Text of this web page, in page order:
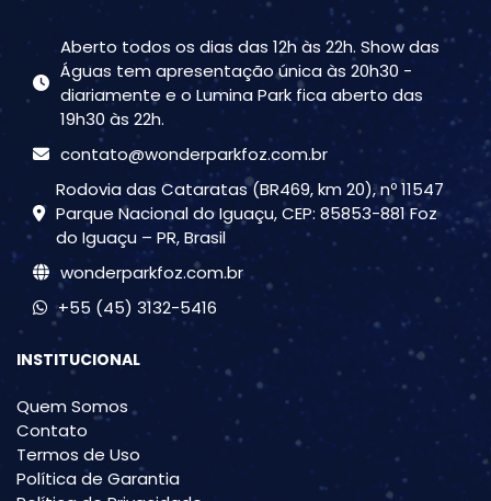
Aberto todos os dias das 12h às 22h. Show das
Águas tem apresentação única às 20h30 -
diariamente e o Lumina Park fica aberto das
19h30 às 22h.
contato@wonderparkfoz.com.br
Rodovia das Cataratas (BR469, km 20), nº 11547
Parque Nacional do Iguaçu, CEP: 85853-881 Foz
do Iguaçu – PR, Brasil
wonderparkfoz.com.br
+55 (45) 3132-5416
INSTITUCIONAL
Quem Somos
Contato
Termos de Uso
Política de Garantia